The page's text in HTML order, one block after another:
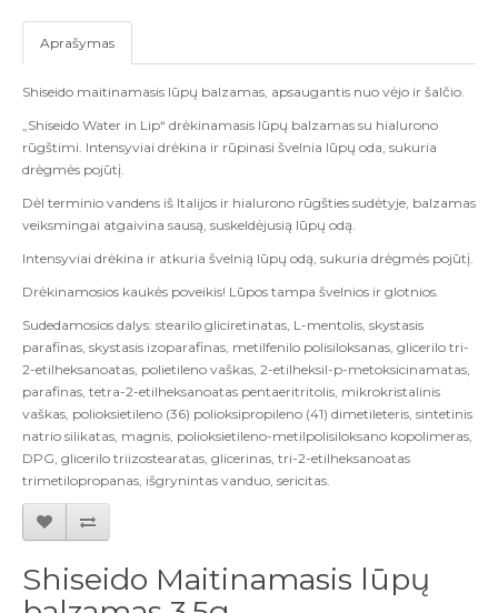
Aprašymas
Shiseido maitinamasis lūpų balzamas, apsaugantis nuo vėjo ir šalčio.
„Shiseido Water in Lip“ drėkinamasis lūpų balzamas su hialurono
rūgštimi. Intensyviai drėkina ir rūpinasi švelnia lūpų oda, sukuria
drėgmės pojūtį.
Dėl terminio vandens iš Italijos ir hialurono rūgšties sudėtyje, balzamas
veiksmingai atgaivina sausą, suskeldėjusią lūpų odą.
Intensyviai drėkina ir atkuria švelnią lūpų odą, sukuria drėgmės pojūtį.
Drėkinamosios kaukės poveikis! Lūpos tampa švelnios ir glotnios.
Sudedamosios dalys: stearilo gliciretinatas, L-mentolis, skystasis
parafinas, skystasis izoparafinas, metilfenilo polisiloksanas, glicerilo tri-
2-etilheksanoatas, polietileno vaškas, 2-etilheksil-p-metoksicinamatas,
parafinas, tetra-2-etilheksanoatas pentaeritritolis, mikrokristalinis
vaškas, polioksietileno (36) polioksipropileno (41) dimetileteris, sintetinis
natrio silikatas, magnis, polioksietileno-metilpolisiloksano kopolimeras,
DPG, glicerilo triizostearatas, glicerinas, tri-2-etilheksanoatas
trimetilopropanas, išgrynintas vanduo, sericitas.
Shiseido Maitinamasis lūpų